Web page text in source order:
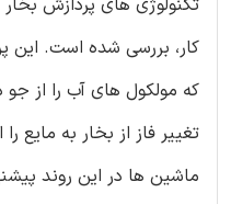
کار، بررسی شده است. این
که مولکول های آب را از
تغییر فاز از بخار به مایع
ماشین ها در این روند